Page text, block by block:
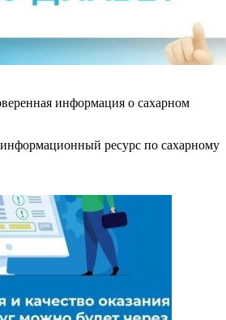
информация о сахарном
ресурс по сахарному